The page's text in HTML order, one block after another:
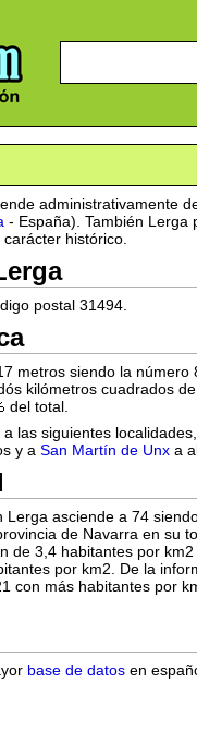
administrativamente
- España). También Lerga
histórico.
postal 31494.
metros siendo la número
kilómetros cuadrados
del total.
las siguientes
y a San Martín de Unx a
asciende a 74
de Navarra en su
de 3,4 habitantes por
por km2. De la
con más habitantes por
base de datos en